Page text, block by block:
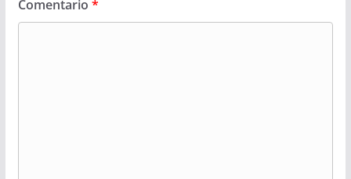
Comentario *